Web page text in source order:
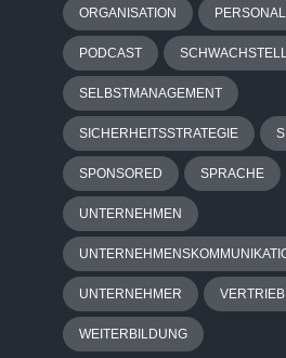
ORGANISATION
PODCAST
SELBSTMANAGEMENT
SICHERHEITSSTRATEGIE
SPONSORED SPRACHE
UNTERNEHMEN
UNTERNEHMER VERTRIEB
WEITERBILDUNG